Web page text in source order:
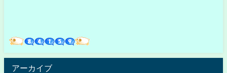
アーカイブ